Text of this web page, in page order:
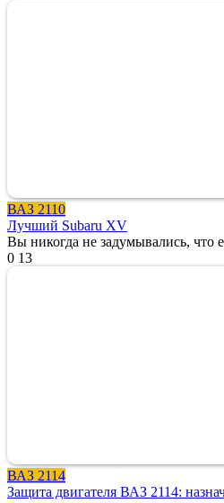
ВАЗ 2110
Лучший Subaru XV
Вы никогда не задумывались, что
0 13
ВАЗ 2114
Защита двигателя ВАЗ 2114: